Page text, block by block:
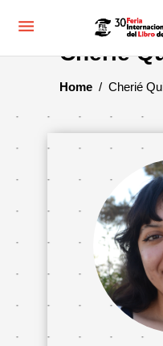
Cherié
Home / Cherié